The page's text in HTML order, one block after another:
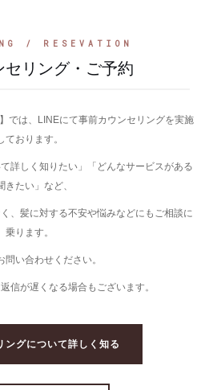
/ RESEVATION
セリング・ご予約
では、LINEにて事前カウンセリングを実施
ております。
詳しく知りたい」「どんなサービスがある
きたい」など、
、髪に対する不安や悩みなどにもご相談に
乗ります。
問い合わせください。
信が遅くなる場合もございます。
ングについて詳しく知る